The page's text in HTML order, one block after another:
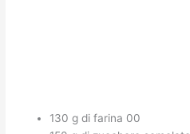
130 g di farina 00